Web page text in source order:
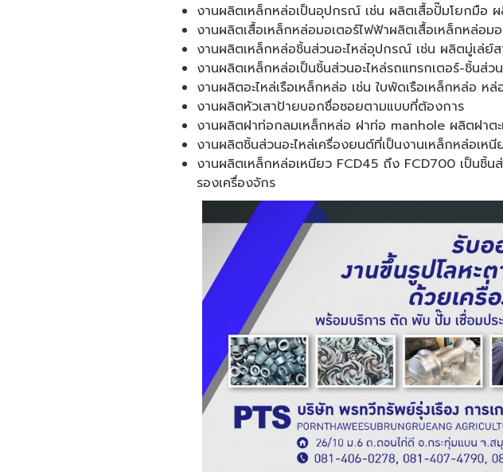
งานผลิตเหล็กหล่อเป็นอุปกรณ์ เช่น ผลิตเสื้อปั๊มโยกมือ
งานผลิตเสื้อเหล็กหล่อมอเตอร์ไฟฟ้าผลิตเสื้อเหล็กหล่อม
งานผลิตเหล็กหล่อชิ้นส่วนอะไหล่อุปกรณ์ เช่น ผลิตมู่เล่
งานผลิตเหล็กหล่อเป็นชิ้นส่วนอะไหล่รถแทรกเตอร์-ชิ้นส่ว
งานผลิตอะไหล่เรือเหล็กหล่อ เช่น ใบพัดเรือเหล็กหล่อ ห
งานผลิตหัวเสาป้ายบอกชื่อซอยตามแบบที่ต้องการ
งานผลิตฝาท่อกลมเหล็กหล่อ ฝาท่อ manhole ผลิตฝาต
งานผลิตชิ้นส่วนอะไหล่เครื่องยนต์ที่เป็นงานเหล็กหล่อเหนี
งานผลิตเหล็กหล่อเหนียว FCD45 ถึง FCD700 เป็นชิ้น
รองเครื่องจักร